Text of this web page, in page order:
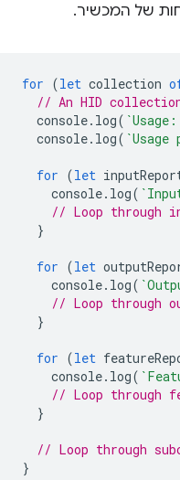
של המכשיר.
for (let collection
// An HID
console. log( `Usage:
console. log( `Usage
for (let
console. log(
// Loop through
}
for (let
console. log(
// Loop through
}
for (let
console. log(
// Loop through
}
// Loop through
}